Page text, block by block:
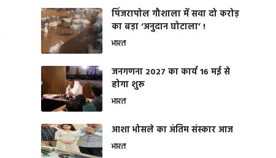
​पिंजरापोल गौशाला में सवा दो करोड़
का बड़ा ‘अनुदान घोटाला’ !
भारत
जनगणना 2027 का कार्य 16 मई से
होगा शुरू
भारत
आशा भोसले का अंतिम संस्कार आज
भारत